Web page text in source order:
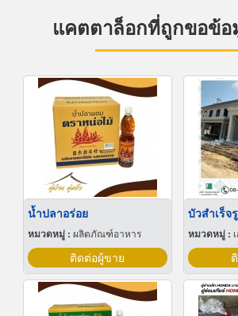
แคตตาล็อกที่ถูกขอข้อ
น้ำปลาอร่อย
หมวดหมู่ : ผลิตภัณฑ์อาหาร
ติดต่อผู้ขาย
บัวสําเร็จ
หมวดหมู่ :